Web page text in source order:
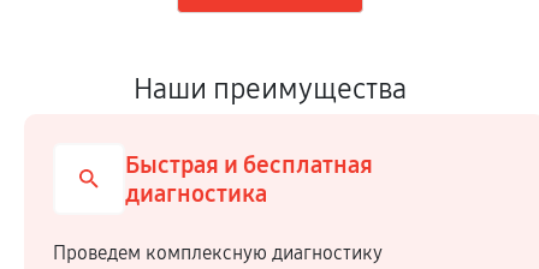
Наши преимущества
Быстрая и бесплатная
диагностика
Проведем комплексную диагностику